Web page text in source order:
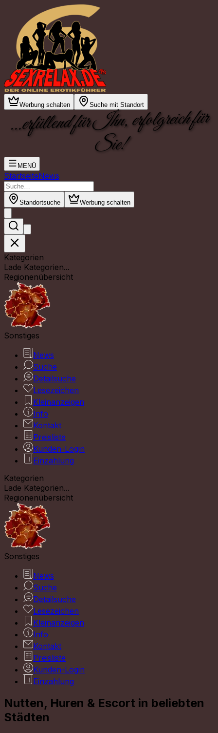
Werbung schalten Suche mit Standort
...erfüllend für Ihn, erfolgreich für
Sie!
MENÜ
StartseiteNews
Standortsuche Werbung schalten
Kategorien
Lade Kategorien...
Regionenübersicht
Sonstiges
News
Suche
Detailsuche
Lesezeichen
Kleinanzeigen
Info
Kontakt
Preisliste
Kunden-Login
Einzahlung
Kategorien
Lade Kategorien...
Regionenübersicht
Sonstiges
News
Suche
Detailsuche
Lesezeichen
Kleinanzeigen
Info
Kontakt
Preisliste
Kunden-Login
Einzahlung
Nutten, Huren & Escort in beliebten
Städten